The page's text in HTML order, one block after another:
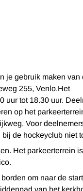
je gebruik maken van
255, Venlo. Het
uur tot 18.30 uur.
op het
Voor
de hockeyclub niet
Het parkeerterrein
om naar de
van het